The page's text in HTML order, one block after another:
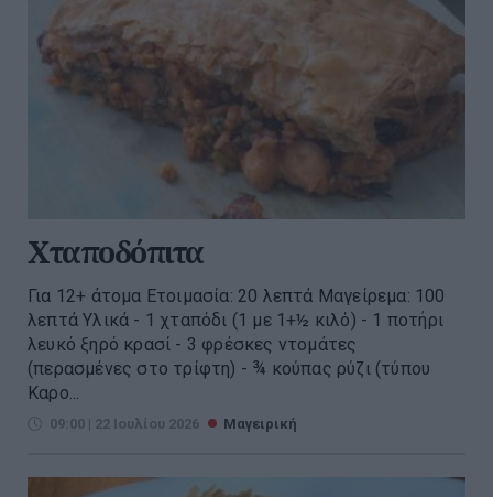
Χταποδόπιτα
Για 12+ άτομα Ετοιμασία: 20 λεπτά Μαγείρεμα: 100
λεπτά Υλικά - 1 χταπόδι (1 με 1+½ κιλό) - 1 ποτήρι
λευκό ξηρό κρασί - 3 φρέσκες ντομάτες
(περασμένες στο τρίφτη) - ¾ κούπας ρύζι (τύπου
Καρο...
09:00 | 22 Ιουλίου 2026 Μαγειρική